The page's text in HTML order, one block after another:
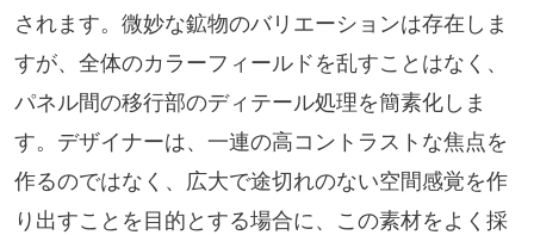
されます。微妙な鉱物のバリエーションは存在しま
すが、全体のカラーフィールドを乱すことはなく、
パネル間の移行部のディテール処理を簡素化しま
す。デザイナーは、一連の高コントラストな焦点を
作るのではなく、広大で途切れのない空間感覚を作
り出すことを目的とする場合に、この素材をよく採